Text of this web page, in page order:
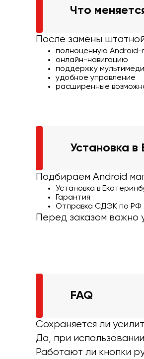
Что
После замены
полноценную
онлайн-навигацию
поддержку
удобное управление
расширенные
Установка в
Подбираем Android
Установка в
Гарантия
Отправка СДЭК по РФ
Перед заказом важно
FAQ
Сохраняется ли
Да, при
Работают ли кнопки